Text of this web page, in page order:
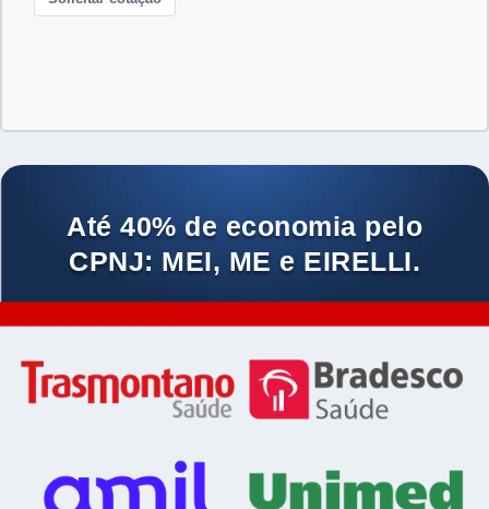
Até 40% de economia pelo
CPNJ: MEI, ME e EIRELLI.